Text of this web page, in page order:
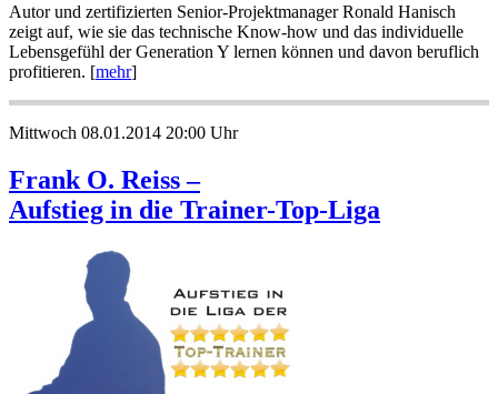
Autor und zertifizierten Senior-Projektmanager Ronald Hanisch
zeigt auf, wie sie das technische Know-how und das individuelle
Lebensgefühl der Generation Y lernen können und davon beruflich
profitieren. [mehr]
Mittwoch 08.01.2014 20:00 Uhr
Frank O. Reiss –
Aufstieg in die Trainer-Top-Liga